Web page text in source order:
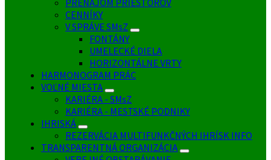
PRENÁJOM PRIESTOROV
CENNÍKY
V SPRÁVE SMsZ
FONTÁNY
UMELECKÉ DIELA
HORIZONTÁLNE VRTY
HARMONOGRAM PRÁC
VOĽNÉ MIESTA
KARIÉRA - SMsZ
KARIÉRA - MESTSKÉ PODNIKY
IHRISKÁ
REZERVÁCIA MULTIFUNKČNÝCH IHRÍSK INFO
TRANSPARENTNÁ ORGANIZÁCIA